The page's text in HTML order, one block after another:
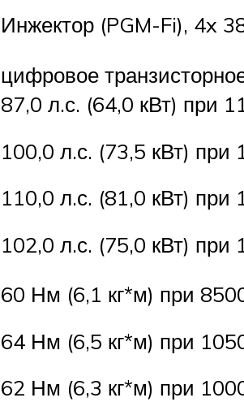
Инжектор (PGM-Fi), 4x
цифровое
87,0 л.с. (64,0 кВт) при
100,0 л.с. (73,5 кВт)
110,0 л.с. (81,0 кВт)
102,0 л.с. (75,0 кВт)
60 Нм (6,1 кг*м) при
64 Нм (6,5 кг*м) при
62 Нм (6,3 кг*м) при